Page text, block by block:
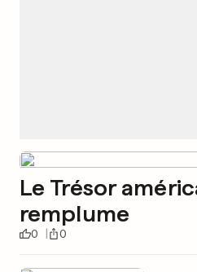
Le Trésor
remplume
0 0